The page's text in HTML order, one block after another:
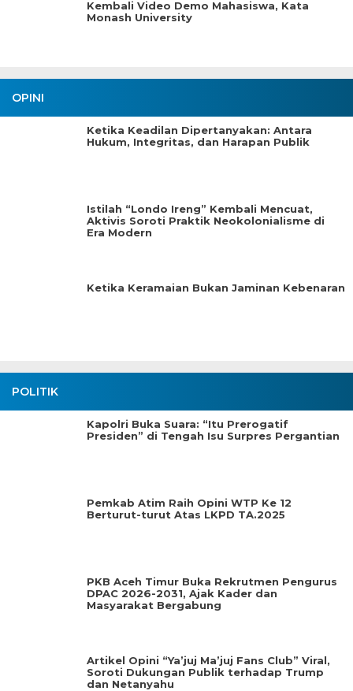
Kembali Video Demo Mahasiswa, Kata
Monash University
OPINI
Ketika Keadilan Dipertanyakan: Antara
Hukum, Integritas, dan Harapan Publik
Istilah “Londo Ireng” Kembali Mencuat,
Aktivis Soroti Praktik Neokolonialisme di
Era Modern
Ketika Keramaian Bukan Jaminan Kebenaran
POLITIK
Kapolri Buka Suara: “Itu Prerogatif
Presiden” di Tengah Isu Surpres Pergantian
Pemkab Atim Raih Opini WTP Ke 12
Berturut-turut Atas LKPD TA.2025
PKB Aceh Timur Buka Rekrutmen Pengurus
DPAC 2026-2031, Ajak Kader dan
Masyarakat Bergabung
Artikel Opini “Ya’juj Ma’juj Fans Club” Viral,
Soroti Dukungan Publik terhadap Trump
dan Netanyahu